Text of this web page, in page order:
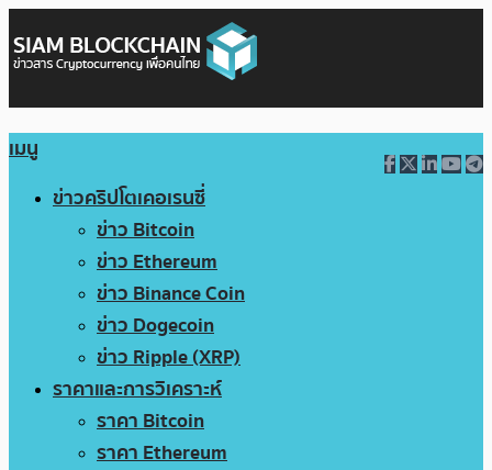
เมนู
ข่าวคริปโตเคอเรนซี่
ข่าว Bitcoin
ข่าว Ethereum
ข่าว Binance Coin
ข่าว Dogecoin
ข่าว Ripple (XRP)
ราคาและการวิเคราะห์
ราคา Bitcoin
ราคา Ethereum